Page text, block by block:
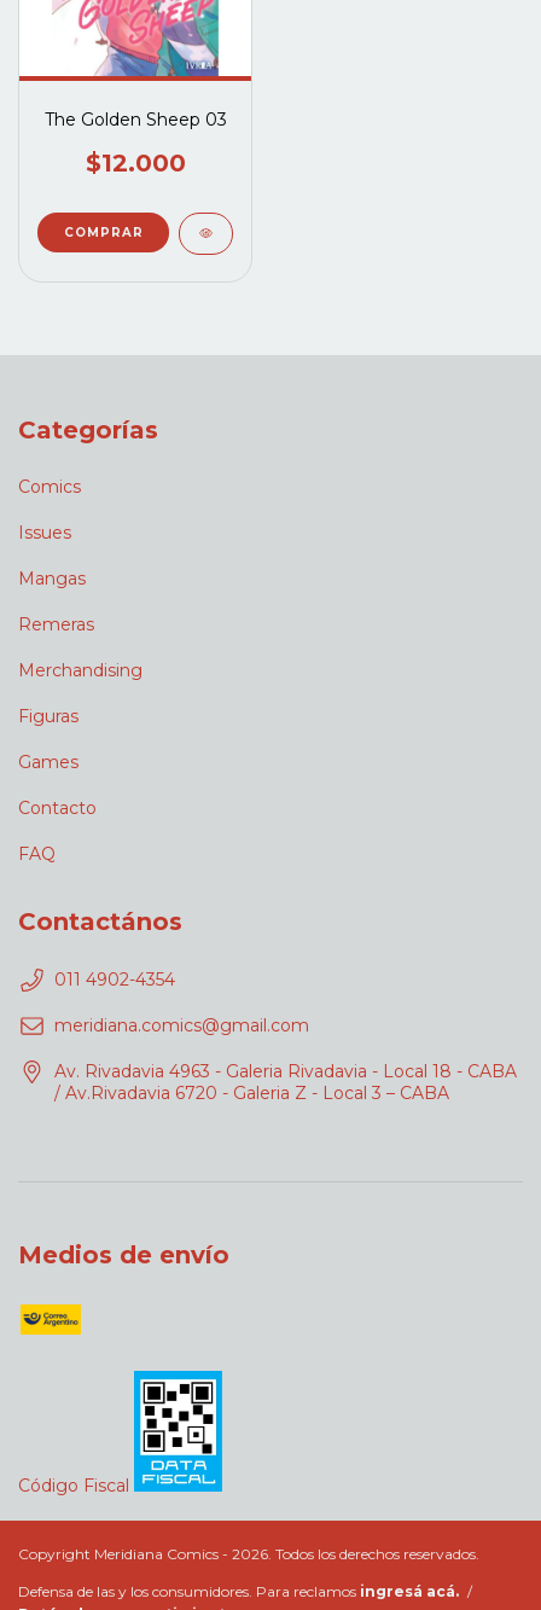
The Golden Sheep 03
$12.000
Categorías
Comics
Issues
Mangas
Remeras
Merchandising
Figuras
Games
Contacto
FAQ
Contactános
011 4902-4354
meridiana.comics@gmail.com
Av. Rivadavia 4963 - Galeria Rivadavia - Local 18 - CABA
/ Av.Rivadavia 6720 - Galeria Z - Local 3 – CABA
Medios de envío
Código Fiscal
Copyright Meridiana Comics - 2026. Todos los derechos reservados.
Defensa de las y los consumidores. Para reclamos ingresá acá. /